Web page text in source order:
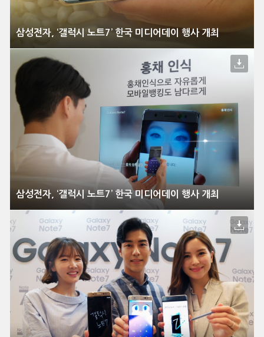
삼성전자, ‘갤럭시 노트7’ 한국 미디어데이 행사 개최
삼성전자, ‘갤럭시 노트7’ 한국 미디어데이 행사 개최